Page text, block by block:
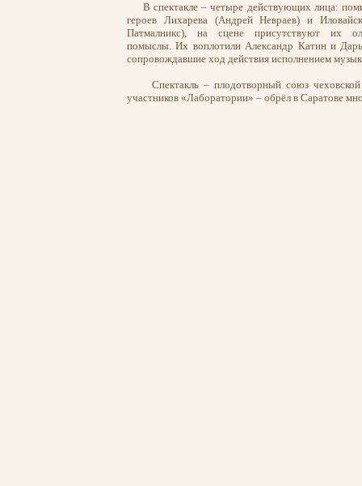
В спектакле – четыре действующих лица:
героев Лихарева (Андрей Невраев) и
Патмалникс), на сцене присутствуют их
помыслы. Их воплотили Александр Катин и
сопровождавшие ход действия исполнением
Спектакль – плодотворный союз чеховской
участников «Лаборатории» – обрёл в Саратове